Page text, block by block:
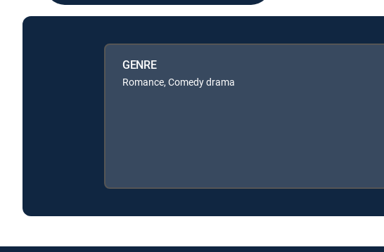
GENRE
Romance, Comedy drama